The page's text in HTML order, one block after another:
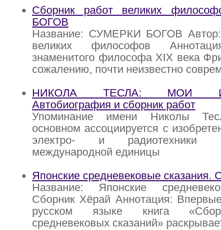
Сборник работ великих
БОГОВ
Название: СУМЕРКИ БОГОВ Автор:
великих философов
знаменитого философа XIX века
сожалению, почти неизвестно
НИКОЛА ТЕСЛА: МОИ
Автобиография и сборник работ
Упоминание имени Николы
основном ассоциируется с
электро- и радиотехники
международной единицы
Японские средневековые сказания.
Название: Японские
Сборник Хёрай Аннотация:
русском языке книга
средневековых сказаний»